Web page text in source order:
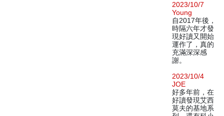
2023/10/7
Young
自2017年後，
時隔六年才發
現好讀又開始
運作了，真的
充滿深深感
謝。
2023/10/4
JOE
好多年前，在
好讀發現艾西
莫夫的基地系